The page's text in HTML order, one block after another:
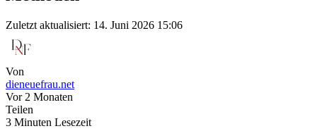
Zuletzt aktualisiert: 14. Juni 2026 15:06
Von
dieneuefrau.net
Vor 2 Monaten
Teilen
3 Minuten Lesezeit